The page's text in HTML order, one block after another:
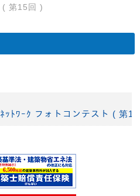
( 第15回 )
ﾄﾜｰｸ フォトコンテスト ( 第